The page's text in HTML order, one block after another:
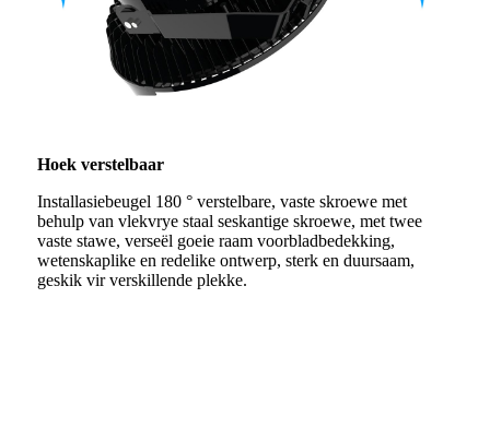
Hoek verstelbaar
Installasiebeugel 180 ° verstelbare, vaste skroewe met
behulp van vlekvrye staal seskantige skroewe, met twee
vaste stawe, verseël goeie raam voorbladbedekking,
wetenskaplike en redelike ontwerp, sterk en duursaam,
geskik vir verskillende plekke.